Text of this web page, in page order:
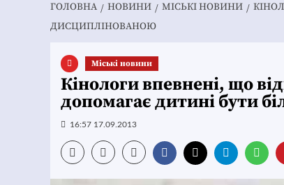
ГОЛОВНА НОВИНИ MІСЬКІ НОВИНИ
ДИСЦИПЛІНОВАНОЮ
Mіські новини
Кінологи впевнені, що
допомагає дитині бути
16:57 17.09.2013